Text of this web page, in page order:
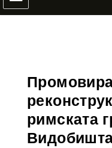
римската